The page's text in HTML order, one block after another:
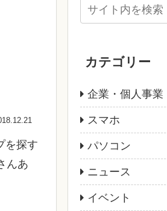
を探す
んあ
カテゴリー
企業・個人事業
スマホ
パソコン
ニュース
イベント